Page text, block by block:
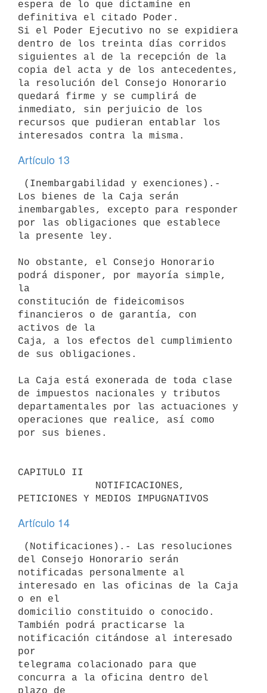
espera de lo que dictamine en
definitiva el citado Poder.
Si el Poder Ejecutivo no se expidiera
dentro de los treinta días corridos
siguientes al de la recepción de la
copia del acta y de los antecedentes,
la resolución del Consejo Honorario
quedará firme y se cumplirá de
inmediato, sin perjuicio de los
recursos que pudieran entablar los
Artículo 13
Los bienes de la Caja serán
inembargables, excepto para responder
por las obligaciones que establece
la presente ley.
No obstante, el Consejo Honorario
podrá disponer, por mayoría simple,
la
constitución de fideicomisos
financieros o de garantía, con
activos de la
Caja, a los efectos del cumplimiento
de sus obligaciones.
La Caja está exonerada de toda clase
de impuestos nacionales y tributos
departamentales por las actuaciones y
operaciones que realice, así como
por sus bienes.
CAPITULO II
Artículo 14
del Consejo Honorario serán
notificadas personalmente al
interesado en las oficinas de la Caja
o en el
domicilio constituido o conocido.
También podrá practicarse la
notificación citándose al interesado
por
telegrama colacionado para que
concurra a la oficina dentro del